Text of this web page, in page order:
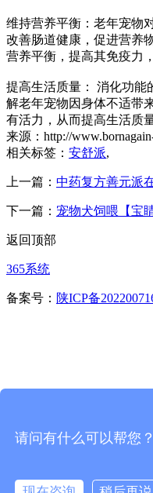
维持营养平衡 ：老年宠物
改善肠道健康，促进营养
营养平衡，提高其免疫力
提高生活质量 ： 消化功
解老年宠物因身体不适带
有活力，从而提高生活质
来源：http://
相关标签： 安舒派,
上一篇： 中药复方善元派
下一篇： 宠物犬饲喂【宝
返回顶部
365系统
备案号： 陕ICP备
请问有什么可以帮您？